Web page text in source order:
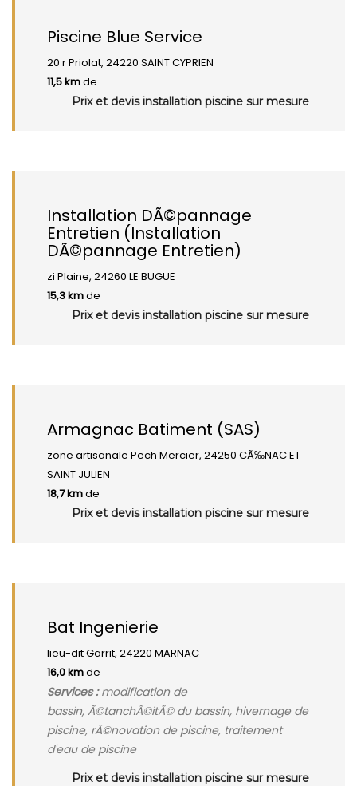
Piscine Blue Service
20 r Priolat, 24220 SAINT CYPRIEN
11,5 kmde
Prix et devis installation piscine sur mesure
Installation DÃ©pannage
Entretien (Installation
DÃ©pannage Entretien)
zi Plaine, 24260 LE BUGUE
15,3 kmde
Prix et devis installation piscine sur mesure
Armagnac Batiment (SAS)
zone artisanale Pech Mercier, 24250 CÃ‰NAC ET
SAINT JULIEN
18,7 kmde
Prix et devis installation piscine sur mesure
Bat Ingenierie
lieu-dit Garrit, 24220 MARNAC
16,0 kmde
Services :modification de
bassin, Ã©tanchÃ©itÃ© du bassin, hivernage de
piscine, rÃ©novation de piscine, traitement
d'eau de piscine
Prix et devis installation piscine sur mesure